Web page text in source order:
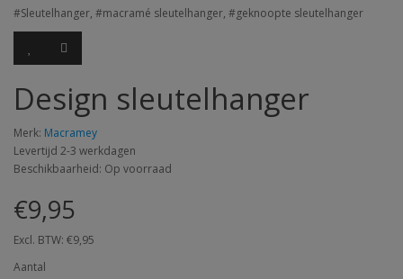
#Sleutelhanger, #macramé sleutelhanger, #geknoopte sleutelhanger
Design sleutelhanger
Merk: Macramey
Levertijd 2-3 werkdagen
Beschikbaarheid: Op voorraad
€9,95
Excl. BTW: €9,95
Aantal